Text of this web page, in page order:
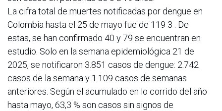
La cifra total de muertes notificadas por dengue en
Colombia hasta el 25 de mayo fue de 119 3 . De
estas, se han confirmado 40 y 79 se encuentran en
estudio. Solo en la semana epidemiológica 21 de
2025, se notificaron 3.851 casos de dengue: 2.742
casos de la semana y 1.109 casos de semanas
anteriores. Según el acumulado en lo corrido del año
hasta mayo, 63,3 % son casos sin signos de